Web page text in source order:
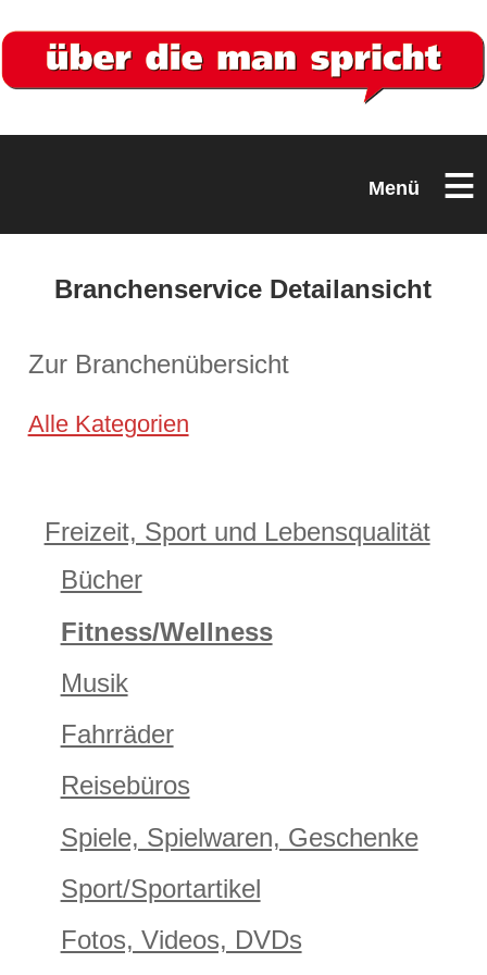
Menü ≡
Branchenservice Detailansicht
Zur Branchenübersicht
Alle Kategorien
Freizeit, Sport und Lebensqualität
Bücher
Fitness/Wellness
Musik
Fahrräder
Reisebüros
Spiele, Spielwaren, Geschenke
Sport/Sportartikel
Fotos, Videos, DVDs